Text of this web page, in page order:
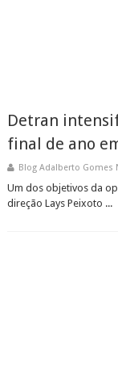
Detran
final de ano
Blog Adalberto Gomes
Um dos objetivos da
direção Lays Peixoto ...